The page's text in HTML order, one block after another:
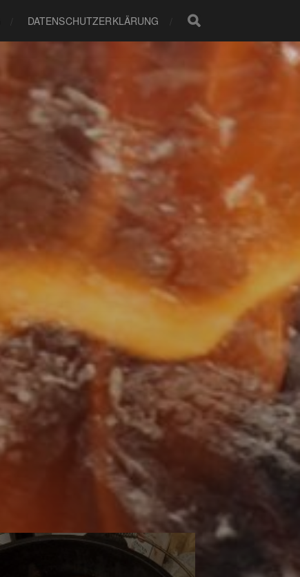
DATENSCHUTZERKLÄRUNG